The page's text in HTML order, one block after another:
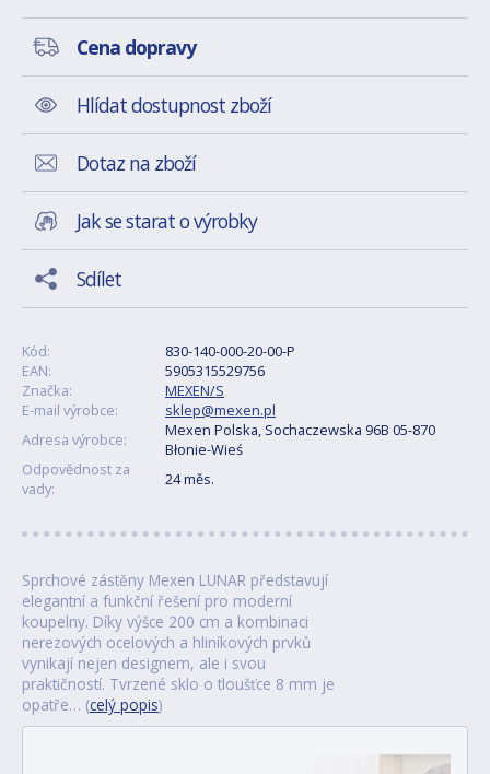
Cena dopravy
Hlídat dostupnost zboží
Dotaz na zboží
Jak se starat o výrobky
Sdílet
Kód:
830-140-000-20-00-P
EAN:
5905315529756
Značka:
MEXEN/S
E-mail výrobce:
sklep@mexen.pl
Adresa výrobce:
Mexen Polska, Sochaczewska 96B 05-870
Błonie-Wieś
Odpovědnost za
vady:
24 měs.
Sprchové zástěny Mexen LUNAR představují
elegantní a funkční řešení pro moderní
koupelny. Díky výšce 200 cm a kombinaci
nerezových ocelových a hliníkových prvků
vynikají nejen designem, ale i svou
praktičností. Tvrzené sklo o tloušťce 8 mm je
opatře… (celý popis)